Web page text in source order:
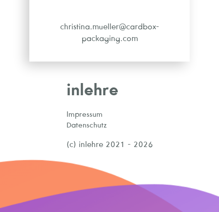
christina.mueller@cardbox-
packaging.com
inlehre
Impressum
Datenschutz
(c) inlehre 2021 - 2026